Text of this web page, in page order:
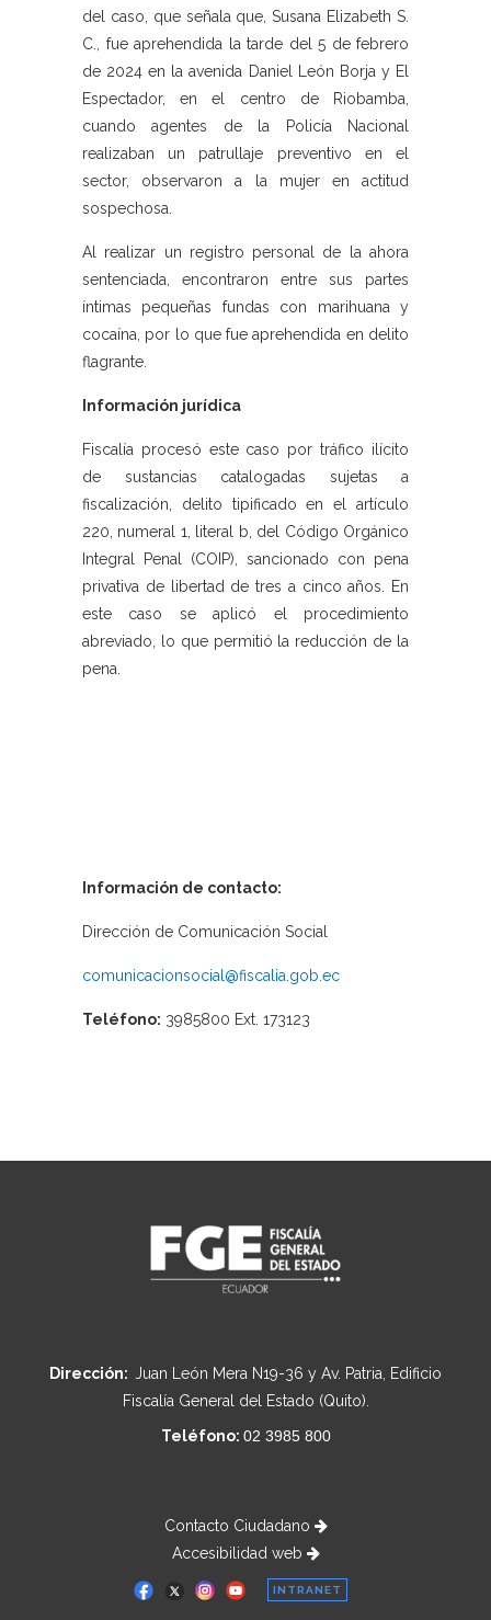
del caso, que señala que, Susana Elizabeth S.
C., fue aprehendida la tarde del 5 de febrero
de 2024 en la avenida Daniel León Borja y El
Espectador, en el centro de Riobamba,
cuando agentes de la Policía Nacional
realizaban un patrullaje preventivo en el
sector, observaron a la mujer en actitud
sospechosa.
Al realizar un registro personal de la ahora
sentenciada, encontraron entre sus partes
íntimas pequeñas fundas con marihuana y
cocaína, por lo que fue aprehendida en delito
flagrante.
Información jurídica
Fiscalía procesó este caso por tráfico ilícito
de sustancias catalogadas sujetas a
fiscalización, delito tipificado en el artículo
220, numeral 1, literal b, del Código Orgánico
Integral Penal (COIP), sancionado con pena
privativa de libertad de tres a cinco años. En
este caso se aplicó el procedimiento
abreviado, lo que permitió la reducción de la
pena.
Información de contacto:
Dirección de Comunicación Social
comunicacionsocial@fiscalia.gob.ec
Teléfono: 3985800 Ext. 173123
Dirección: Juan León Mera N19-36 y Av. Patria, Edificio
Fiscalía General del Estado (Quito).
Teléfono: 02 3985 800
Contacto Ciudadano
Accesibilidad web
INTRANET